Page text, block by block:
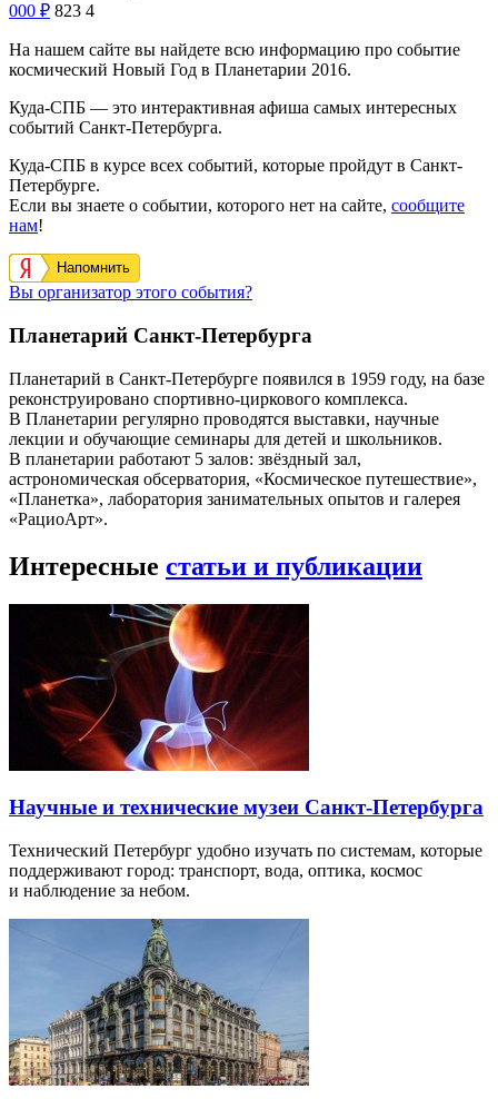
000 ₽ 823 4
На нашем сайте вы найдете всю информацию про событие
космический Новый Год в Планетарии 2016.
Куда-СПБ — это интерактивная афиша самых интересных
событий Санкт-Петербурга.
Куда-СПБ в курсе всех событий, которые пройдут в Санкт-
Петербурге.
Если вы знаете о событии, которого нет на сайте, сообщите
нам!
Напомнить
Вы организатор этого события?
Планетарий Санкт-Петербурга
Планетарий в Санкт-Петербурге появился в 1959 году, на базе
реконструировано спортивно-циркового комплекса.
В Планетарии регулярно проводятся выставки, научные
лекции и обучающие семинары для детей и школьников.
В планетарии работают 5 залов: звёздный зал,
астрономическая обсерватория, «Космическое путешествие»,
«Планетка», лаборатория занимательных опытов и галерея
«РациоАрт».
Интересные статьи и публикации
Научные и технические музеи Санкт-Петербурга
Технический Петербург удобно изучать по системам, которые
поддерживают город: транспорт, вода, оптика, космос
и наблюдение за небом.